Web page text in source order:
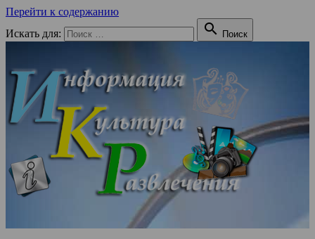
Перейти к содержанию
Искать для:
 Поиск